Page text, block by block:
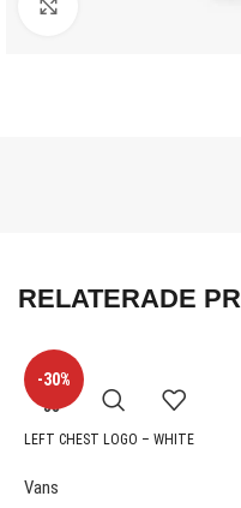
RELATERADE
-30%
LEFT CHEST LOGO – WHITE
Vans